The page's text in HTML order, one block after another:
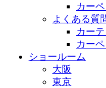
カーペ
よくある質
カー
カーペ
ショールーム
大阪
東京